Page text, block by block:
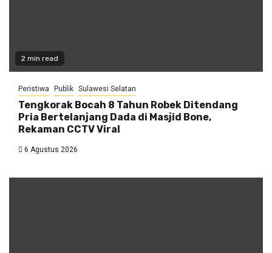
2 min read
Peristiwa Publik Sulawesi Selatan
Tengkorak Bocah 8 Tahun Robek Ditendang
Pria Bertelanjang Dada di Masjid Bone,
Rekaman CCTV Viral
6 Agustus 2026